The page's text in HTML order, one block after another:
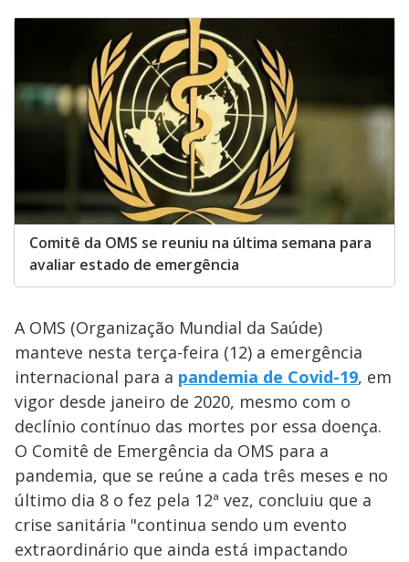
Comitê da OMS se reuniu na última semana para
avaliar estado de emergência
A OMS (Organização Mundial da Saúde)
manteve nesta terça-feira (12) a emergência
internacional para a pandemia de Covid-19, em
vigor desde janeiro de 2020, mesmo com o
declínio contínuo das mortes por essa doença.
O Comitê de Emergência da OMS para a
pandemia, que se reúne a cada três meses e no
último dia 8 o fez pela 12ª vez, concluiu que a
crise sanitária "continua sendo um evento
extraordinário que ainda está impactando